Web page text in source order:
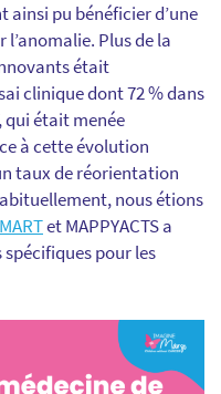
ainsi pu bénéficier d’une
Plus de la
était
clinique dont 72 % dans
qui était menée
à cette évolution
taux de réorientation
nous étions
et MAPPYACTS a
pour les